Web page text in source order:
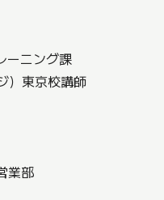
ーニング課
東京校講師
業部